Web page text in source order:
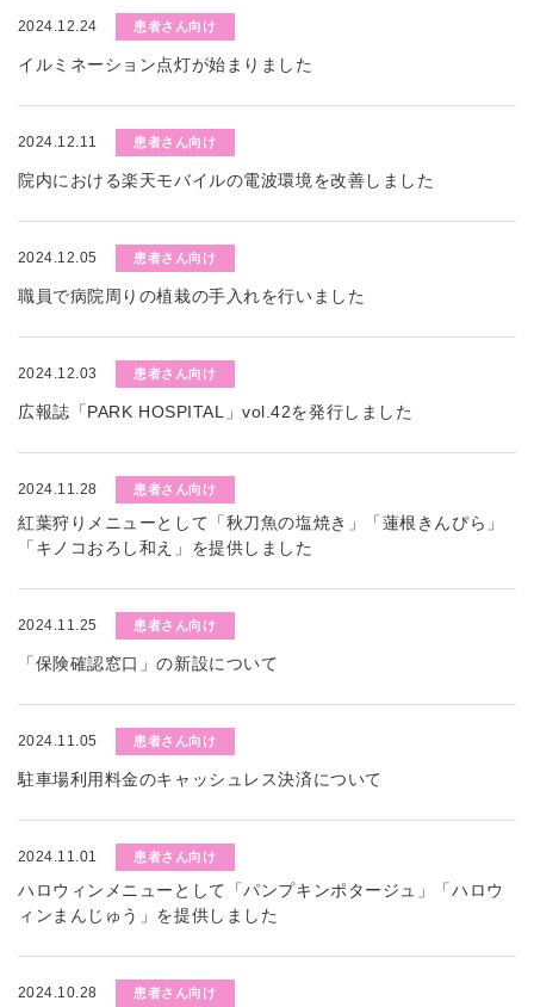
2024.12.24 患者さん向け
イルミネーション点灯が始まりました
2024.12.11 患者さん向け
院内における楽天モバイルの電波環境を改善しました
2024.12.05 患者さん向け
職員で病院周りの植栽の手入れを行いました
2024.12.03 患者さん向け
広報誌「PARK HOSPITAL」vol.42を発行しました
2024.11.28 患者さん向け
紅葉狩りメニューとして「秋刀魚の塩焼き」「蓮根きんぴら」
「キノコおろし和え」を提供しました
2024.11.25 患者さん向け
「保険確認窓口」の新設について
2024.11.05 患者さん向け
駐車場利用料金のキャッシュレス決済について
2024.11.01 患者さん向け
ハロウィンメニューとして「パンプキンポタージュ」「ハロウ
ィンまんじゅう」を提供しました
2024.10.28 患者さん向け